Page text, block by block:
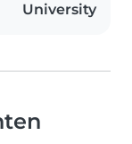
University